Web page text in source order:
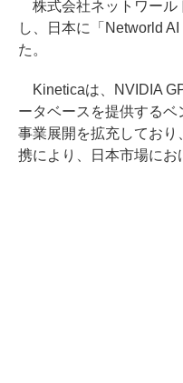
株式会社ネットワール
し、日本に「Networld
た。
Kineticaは、NVIDIA
ータベースを提供する
事業展開を拡充してお
携により、日本市場にお